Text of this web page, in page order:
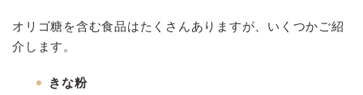
オリゴ糖を含む食品はたくさんありますが、いくつかご紹
介します。
きな粉